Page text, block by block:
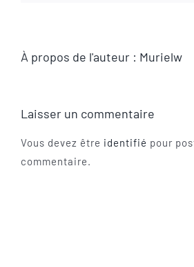
À propos de l'auteur : Murielw
Laisser un commentaire
Vous devez être identifié pour
commentaire.